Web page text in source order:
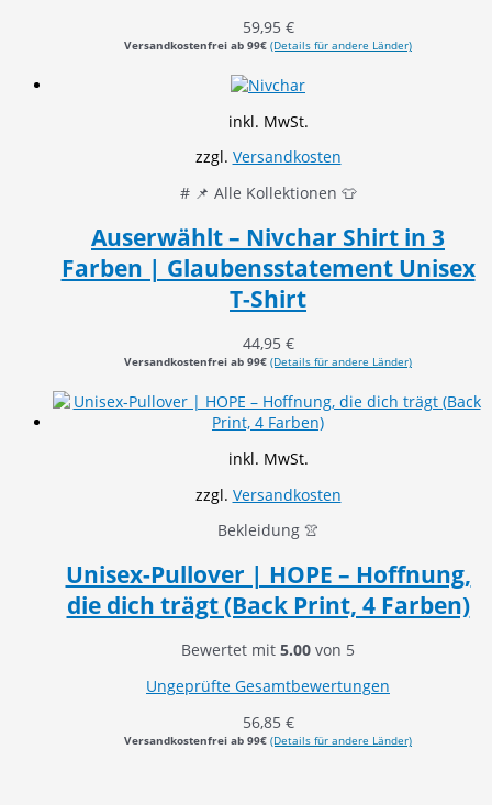
59,95 €
Versandkostenfrei ab 99€ (Details für andere Länder)
inkl. MwSt.
zzgl. Versandkosten
# 📌 Alle Kollektionen 👕
Auserwählt – Nivchar Shirt in 3
Farben | Glaubensstatement Unisex
T-Shirt
44,95 €
Versandkostenfrei ab 99€ (Details für andere Länder)
inkl. MwSt.
zzgl. Versandkosten
Bekleidung 👚
Unisex-Pullover | HOPE – Hoffnung,
die dich trägt (Back Print, 4 Farben)
Bewertet mit 5.00 von 5
Ungeprüfte Gesamtbewertungen
56,85 €
Versandkostenfrei ab 99€ (Details für andere Länder)